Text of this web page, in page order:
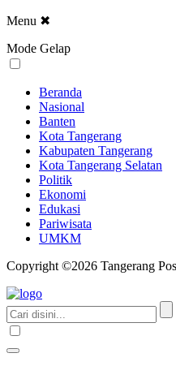
Menu ✖
Mode Gelap
Beranda
Nasional
Banten
Kota Tangerang
Kabupaten Tangerang
Kota Tangerang Selatan
Politik
Ekonomi
Edukasi
Pariwisata
UMKM
Copyright ©2026 Tangerang